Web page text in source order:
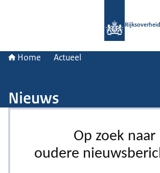
Rijksoverheid
Home Actueel
Nieuws